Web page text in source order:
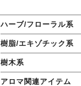
ハーブ/フローラル系
樹脂/エキゾチック系
樹木系
アロマ関連アイテム